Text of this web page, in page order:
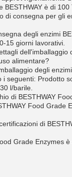
BESTHWAY è di 100
di consegna per gli
degli enzimi
15 giorni lavorativi.
dell'imballaggio
alimentare?
degli
i seguenti: Prodotto
l/barile.
di BESTHWAY
Food Grade
di
Grade Enzymes